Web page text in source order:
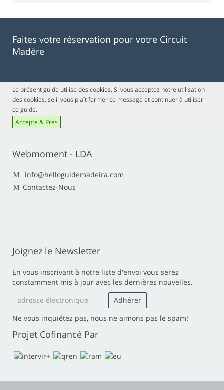
Faites votre réservation pour votre Circuit
Madère
Le présent guide utilise des cookies. Si vous acceptez notre utilisation
des cookies, se il vous plaît fermer ce message et continuer à utiliser
ce guide.
Accepte & Près
Webmoment - LDA
info@helloguidemadeira.com
Contactez-Nous
Joignez le Newsletter
En vous inscrivant à notre liste d'envoi vous serez
constamment mis à jour avec les dernières nouvelles.
Ne vous inquiétez pas, nous ne aimons pas le spam!
Projet Cofinancé Par